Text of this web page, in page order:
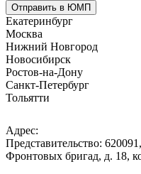
Отправить в ЮМП
Екатеринбург
Москва
Нижний Новгород
Новосибирск
Ростов-на-Дону
Санкт-Петербург
Тольятти
Адрес:
Представительство:
Фронтовых бригад, д. 18,